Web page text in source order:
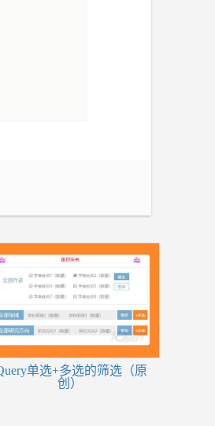
单选+多选的筛选（原
创）